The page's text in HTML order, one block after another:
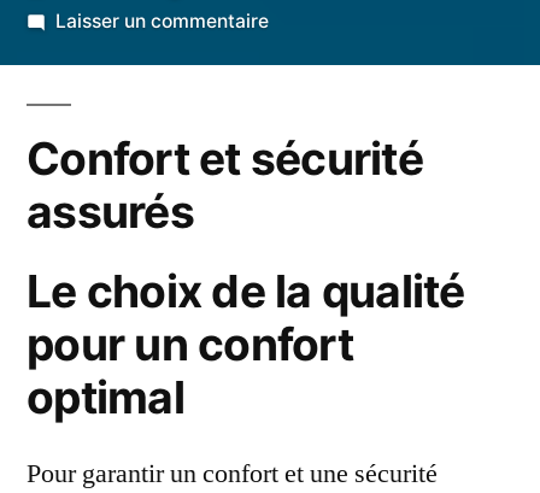
par
Laisser un commentairesur
matelas
sommeil
de
Confort et sécurité
assurés
Le choix de la qualité
pour un confort
optimal
Pour garantir un confort et une sécurité